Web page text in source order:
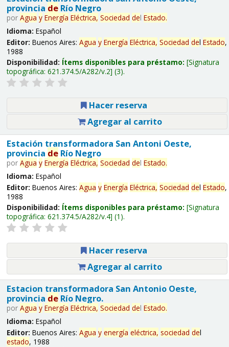
provincia deRío Negro
por Agua y Energía Eléctrica, Sociedad del Estado.
Idioma: Español
Editor: Buenos Aires: Agua y Energía Eléctrica, Sociedad del Estado,
1988
Disponibilidad: Ítems disponibles para préstamo: Signatura
topográfica: 621.374.5/A282/v.2 (3).
Hacer reserva
Agregar al carrito
Estación transformadora San Antoni Oeste,
provincia deRío Negro
por Agua y Energía Eléctrica, Sociedad del Estado.
Idioma: Español
Editor: Buenos Aires: Agua y Energía Eléctrica, Sociedad del Estado,
1988
Disponibilidad: Ítems disponibles para préstamo: Signatura
topográfica: 621.374.5/A282/v.4 (1).
Hacer reserva
Agregar al carrito
Estacion transformadora San Antonio Oeste,
provincia deRío Negro.
por Agua y Energía Eléctrica, Sociedad del Estado.
Idioma: Español
Editor: Buenos Aires: Agua y energía eléctrica, sociedad del
estado, 1988